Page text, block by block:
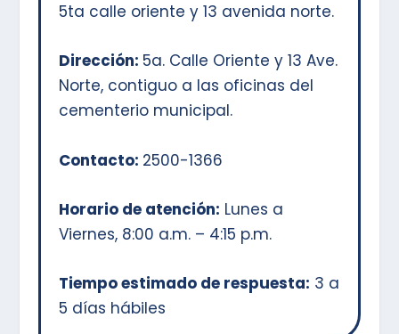
5ta calle oriente y 13 avenida norte.
Dirección: 5a. Calle Oriente y 13 Ave.
Norte, contiguo a las oficinas del
cementerio municipal.
Contacto: 2500-1366
Horario de atención: Lunes a
Viernes, 8:00 a.m. – 4:15 p.m.
Tiempo estimado de respuesta: 3 a
5 días hábiles